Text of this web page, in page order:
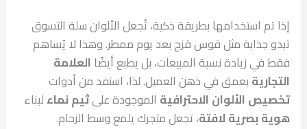
إذا تم استخدامها بطريقة ذكية، تُجعل الألوان سلة التسوق
تبدو جذابة مثل قوس قزح بعد يوم ممطر. وهذا لا يُساهم
فقط في زيادة نسبة المبيعات، بل يطبع أيضًا العلامة
التجارية بعمق في ذهن العميل. لذا، استفد من أدوات
تخصيص الألوان الاحترافية الموجودة علىثيم نماء لبناء
هوية بصرية لافتة، تجعل متجرك يلمع وسط الزحام.